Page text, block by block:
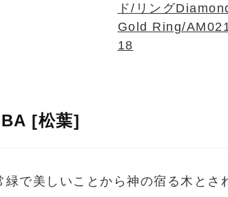
ド/リング
Gold Ring/
18
[松葉]
緑で美しいことから神の宿る木とさ